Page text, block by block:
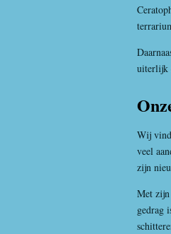
uiterlijk
Wij
veel
zijn
Met
gedrag